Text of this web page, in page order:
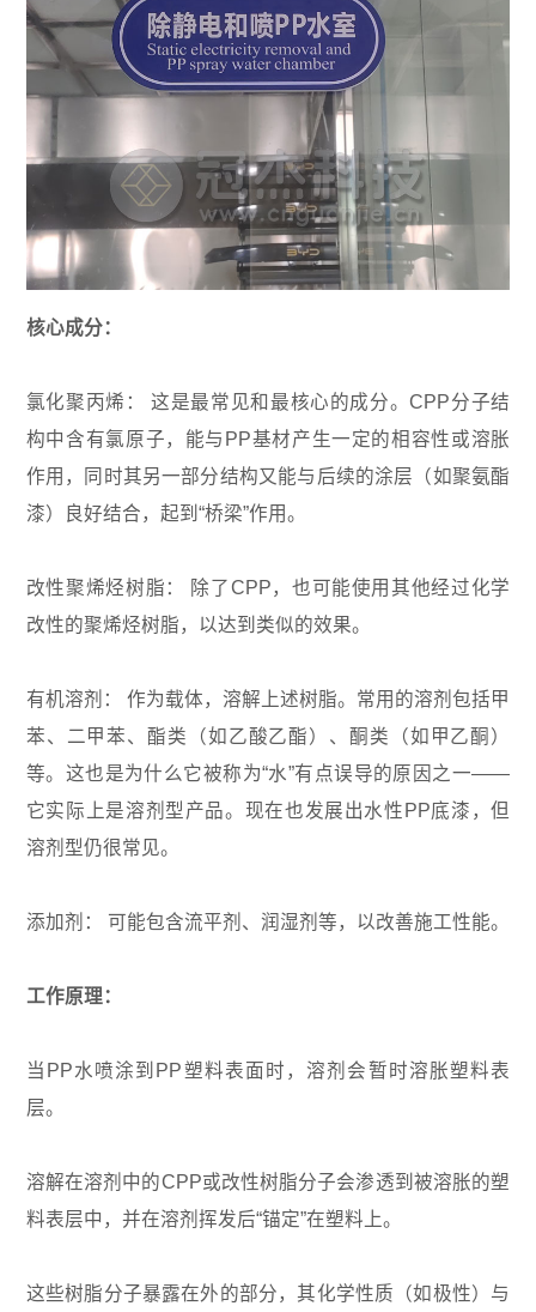
核心成分：
氯化聚丙烯： 这是最常见和最核心的成分。CPP分子结
构中含有氯原子，能与PP基材产生一定的相容性或溶胀
作用，同时其另一部分结构又能与后续的涂层（如聚氨酯
漆）良好结合，起到“桥梁”作用。
改性聚烯烃树脂： 除了CPP，也可能使用其他经过化学
改性的聚烯烃树脂，以达到类似的效果。
有机溶剂： 作为载体，溶解上述树脂。常用的溶剂包括甲
苯、二甲苯、酯类（如乙酸乙酯）、酮类（如甲乙酮）
等。这也是为什么它被称为“水”有点误导的原因之一——
它实际上是溶剂型产品。现在也发展出水性PP底漆，但
溶剂型仍很常见。
添加剂： 可能包含流平剂、润湿剂等，以改善施工性能。
工作原理：
当PP水喷涂到PP塑料表面时，溶剂会暂时溶胀塑料表
层。
溶解在溶剂中的CPP或改性树脂分子会渗透到被溶胀的塑
料表层中，并在溶剂挥发后“锚定”在塑料上。
这些树脂分子暴露在外的部分，其化学性质（如极性）与